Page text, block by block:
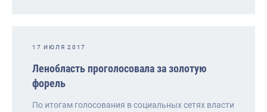
17 ИЮЛЯ 2017
Ленобласть проголосовала за золотую
форель
По итогам голосования в социальных сетях власти